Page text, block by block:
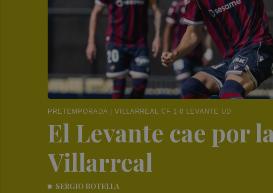
PRETEMPORADA | VILLARREAL CF 1-0 LEVANTE UD
El Levante cae por
Villarreal
SERGIO BOTELLA